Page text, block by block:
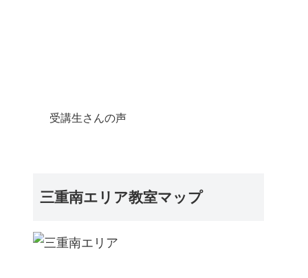
受講生さんの声
三重南エリア教室マップ